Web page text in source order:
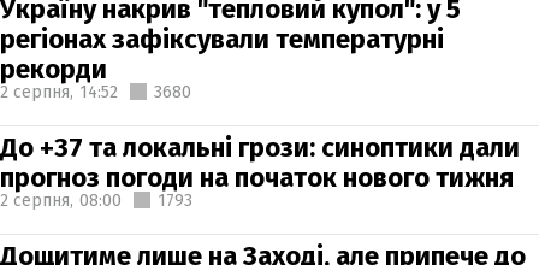
Україну накрив "тепловий купол": у 5
регіонах зафіксували температурні
рекорди
2 серпня, 14:52 3680
До +37 та локальні грози: синоптики дали
прогноз погоди на початок нового тижня
2 серпня, 08:00 1793
Дощитиме лише на Заході, але припече до